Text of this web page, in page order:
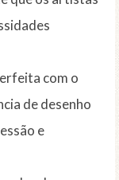
com o
de desenho
e